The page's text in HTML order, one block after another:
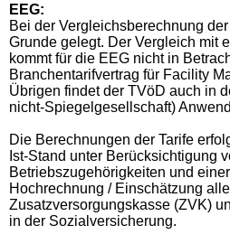
EEG:
Bei der Vergleichsberechnung
Grunde gelegt. Der Vergleich mit
kommt für die EEG nicht in
Branchentarifvertrag für Facility
Übrigen findet der TVöD auch in
nicht-Spiegelgesellschaft)
Die Berechnungen der Tarife
Ist-Stand unter Berücksichtigung
Betriebszugehörigkeiten und
Hochrechnung / Einschätzung
Zusatzversorgungskasse (ZVK)
in der Sozialversicherung.